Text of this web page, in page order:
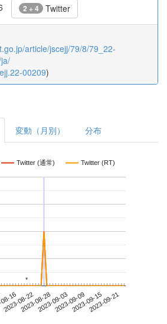
2 + 4 Twitter
article/jscejj/79/8/79_22-
00209)
変動（月別） 分布
Twitter (通常) Twitter (RT)
16
2023-08-222023-08-282023-09-032023-09-092023-09-152023-09-21
**